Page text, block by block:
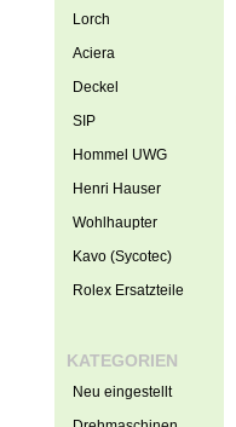
Lorch
Aciera
Deckel
SIP
Hommel UWG
Henri Hauser
Wohlhaupter
Kavo (Sycotec)
Rolex Ersatzteile
KATEGORIEN
Neu eingestellt